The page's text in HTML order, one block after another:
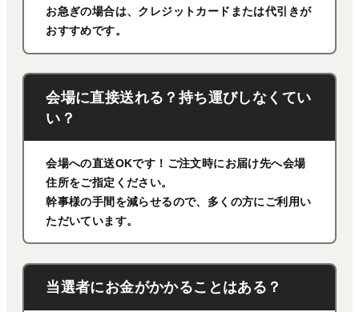
お急ぎの場合は、クレジットカードまたは代引きが
おすすめです。
会場に直接送れる？持ち運びしなくてい
い？
会場への直送OKです！ご注文時にお届け先へ会場
住所をご指定ください。
幹事様の手間を減らせるので、多くの方にご利用い
ただいています。
当選者にお金がかかることはある？